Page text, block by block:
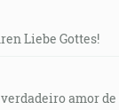
Liebe Gottes!
verdadeiro amor de